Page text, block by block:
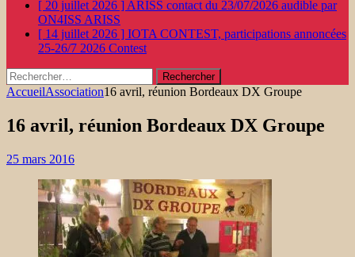
[ 20 juillet 2026 ] ARISS contact du 23/07/2026 audible par
ON4ISS ARISS
[ 14 juillet 2026 ] IOTA CONTEST, participations annoncées
25-26/7 2026 Contest
Rechercher :
AccueilAssociation16 avril, réunion Bordeaux DX Groupe
16 avril, réunion Bordeaux DX Groupe
25 mars 2016